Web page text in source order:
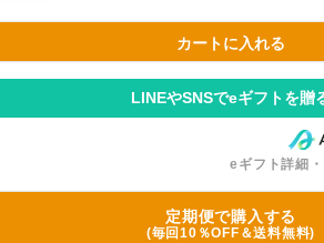
カートに入れる
eギフト詳細
定期便で購入する
(毎回10％OFF＆送料無料)